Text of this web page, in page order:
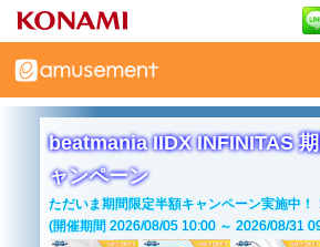
beatmania IIDX INFINITAS
ャンペーン
ただいま期間限定半額キャンペーン実施中！
(開催期間 2026/08/05 10:00 ～ 2026/08/31